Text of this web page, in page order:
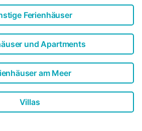
Ferienhäuser
und Apartments
am Meer
Villas